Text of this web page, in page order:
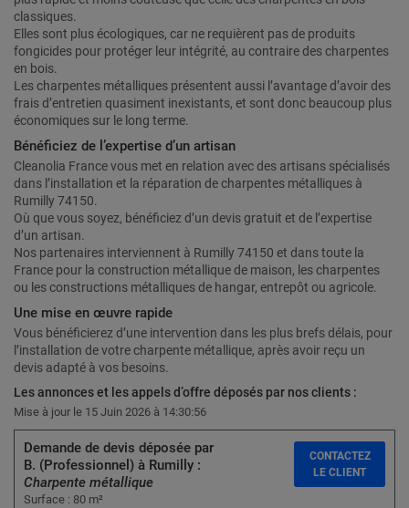
classiques.
Elles sont plus écologiques, car ne requièrent pas de produits
fongicides pour protéger leur intégrité, au contraire des charpentes
en bois.
Les charpentes métalliques présentent aussi l’avantage d’avoir des
frais d’entretien quasiment inexistants, et sont donc beaucoup plus
économiques sur le long terme.
Bénéficiez de l’expertise d’un artisan
Cleanolia France vous met en relation avec des artisans spécialisés
dans l’installation et la réparation de charpentes métalliques à
Rumilly 74150.
Où que vous soyez, bénéficiez d’un devis gratuit et de l’expertise
d’un artisan.
Nos partenaires interviennent à Rumilly 74150 et dans toute la
France pour la construction métallique de maison, les charpentes
ou les constructions métalliques de hangar, entrepôt ou agricole.
Une mise en œuvre rapide
Vous bénéficierez d’une intervention dans les plus brefs délais, pour
l’installation de votre charpente métallique, après avoir reçu un
devis adapté à vos besoins.
Les annonces et les appels d’offre déposés par nos clients :
Mise à jour le 15 Juin 2026 à 14:30:56
Demande de devis déposée par
B. (Professionnel) à Rumilly :
Charpente métallique
Surface : 80 m²
CONTACTEZ
LE CLIENT